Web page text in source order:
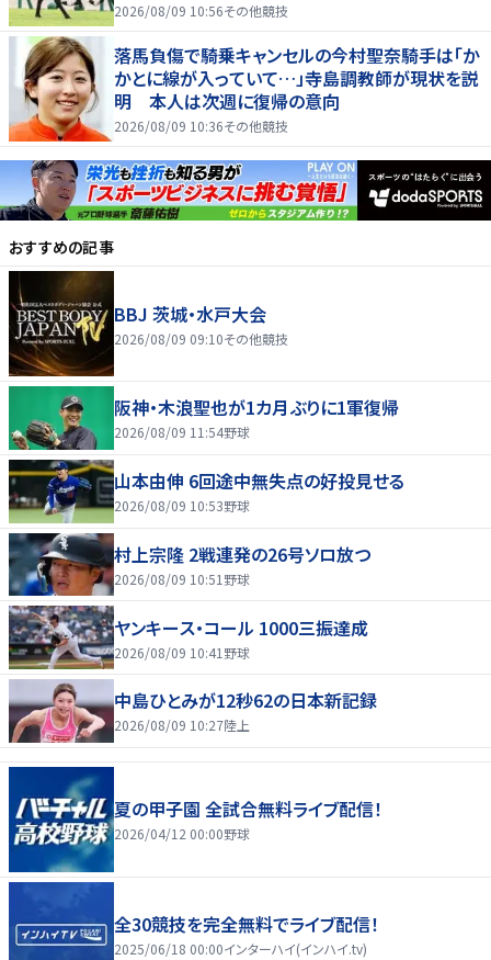
2026/08/09 10:56その他競技
落馬負傷で騎乗キャンセルの今村聖奈騎手は「か
かとに線が入っていて…」寺島調教師が現状を説
明 本人は次週に復帰の意向
2026/08/09 10:36その他競技
おすすめの記事
BBJ 茨城・水戸大会
2026/08/09 09:10その他競技
阪神・木浪聖也が1カ月ぶりに1軍復帰
2026/08/09 11:54野球
山本由伸 6回途中無失点の好投見せる
2026/08/09 10:53野球
村上宗隆 2戦連発の26号ソロ放つ
2026/08/09 10:51 野球
ヤンキース・コール 1000三振達成
2026/08/09 10:41 野球
中島ひとみが12秒62の日本新記録
2026/08/09 10:27陸上
夏の甲子園 全試合無料ライブ配信！
2026/04/12 00:00野球
全30競技を完全無料でライブ配信！
2025/06/18 00:00インターハイ(インハイ.tv)